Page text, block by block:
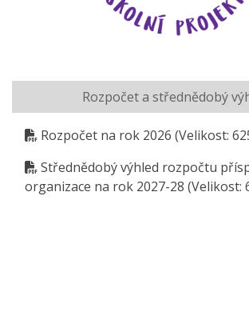
Rozpočet a střednědobý
Rozpočet na rok 2026 (Velikost:
Střednědobý výhled rozpočtu
organizace na rok 2027-28 (Velikost: